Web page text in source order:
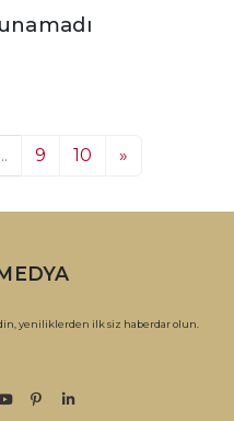
... 9 10 »
yeniliklerden ilk siz haberdar olun.